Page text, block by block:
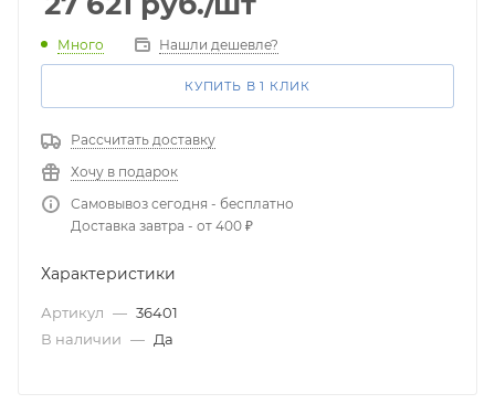
Много Нашли дешевле?
КУПИТЬ В 1 КЛИК
Рассчитать доставку
Хочу в подарок
Самовывоз сегодня - бесплатно
Доставка завтра - от 400 ₽
Характеристики
Артикул — 36401
В наличии — Да